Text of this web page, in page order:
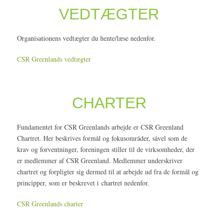
VEDTÆGTER
Organisationens vedtægter du hente/læse nedenfor.
CSR Greenlands vedtægter
CHARTER
Fundamentet for CSR Greenlands arbejde er CSR Greenland
Chartret. Her beskrives formål og fokusområder, såvel som de
krav og forventninger, foreningen stiller til de virksomheder, der
er medlemmer af CSR Greenland. Medlemmer underskriver
chartret og forpligter sig dermed til at arbejde ud fra de formål og
principper, som er beskrevet i chartret nedenfor.
CSR Greenlands charter